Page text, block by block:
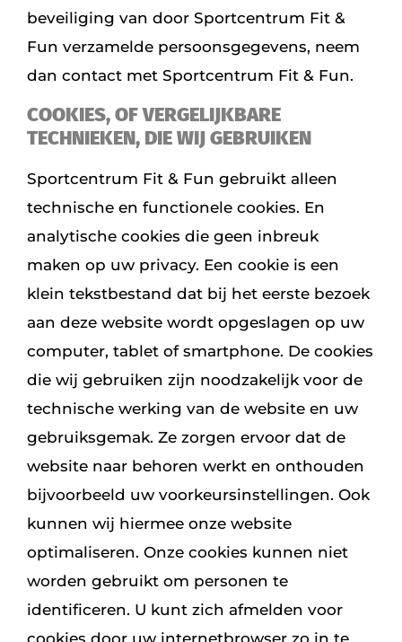
beveiliging van door Sportcentrum Fit &
Fun verzamelde persoonsgegevens, neem
dan contact met Sportcentrum Fit & Fun.
COOKIES, OF VERGELIJKBARE
TECHNIEKEN, DIE WIJ GEBRUIKEN
Sportcentrum Fit & Fun gebruikt alleen
technische en functionele cookies. En
analytische cookies die geen inbreuk
maken op uw privacy. Een cookie is een
klein tekstbestand dat bij het eerste bezoek
aan deze website wordt opgeslagen op uw
computer, tablet of smartphone. De cookies
die wij gebruiken zijn noodzakelijk voor de
technische werking van de website en uw
gebruiksgemak. Ze zorgen ervoor dat de
website naar behoren werkt en onthouden
bijvoorbeeld uw voorkeursinstellingen. Ook
kunnen wij hiermee onze website
optimaliseren. Onze cookies kunnen niet
worden gebruikt om personen te
identificeren. U kunt zich afmelden voor
cookies door uw internetbrowser zo in te